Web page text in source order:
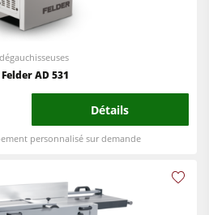
AD 531
Détails
personnalisé sur demande